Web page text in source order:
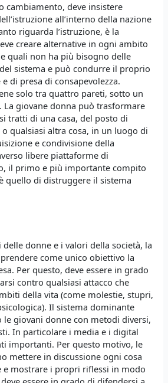
cambiamento, deve insistere
all’interno della nazione
riguarda l’istruzione, è la
creare alternative in ogni ambito
quali non ha più bisogno delle
sistema e può condurre il proprio
di presa di consapevolezza.
solo tra quattro pareti, sotto un
La giovane donna può trasformare
tratti di una casa, del posto di
qualsiasi altra cosa, in un luogo di
e condivisione della
libere piattaforme di
il primo e più importante compito
quello di distruggere il sistema
donne e i valori della società, la
come unico obiettivo la
Per questo, deve essere in grado
contro qualsiasi attacco che
della vita (come molestie, stupri,
Il sistema dominante
le giovani donne con metodi diversi,
In particolare i media e i digital
importanti. Per questo motivo, le
mettere in discussione ogni cosa
e mostrare i propri riflessi in modo